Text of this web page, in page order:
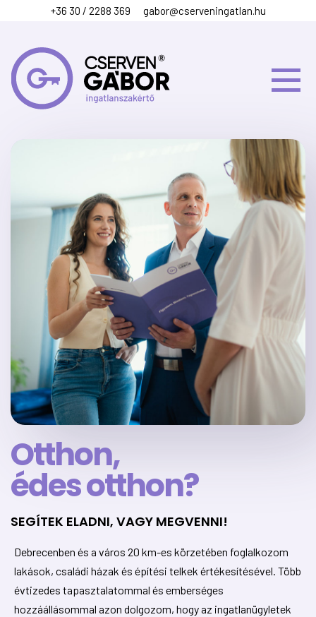
+36 30 / 2288 369 gabor@cserveningatlan.hu
Otthon,
édes otthon?
SEGÍTEK ELADNI, VAGY MEGVENNI!
Debrecenben és a város 20 km-es körzetében foglalkozom
lakások, családi házak és építési telkek értékesítésével. Több
évtizedes tapasztalatommal és emberséges
hozzáállásommal azon dolgozom, hogy az ingatlanügyletek